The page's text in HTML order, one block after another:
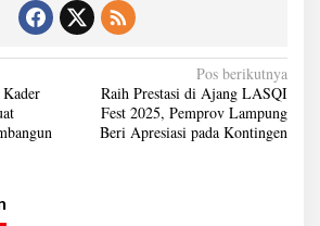
Pos berikutnya
Raih Prestasi di Ajang LASQI
Fest 2025, Pemprov Lampung
Beri Apresiasi pada Kontingen